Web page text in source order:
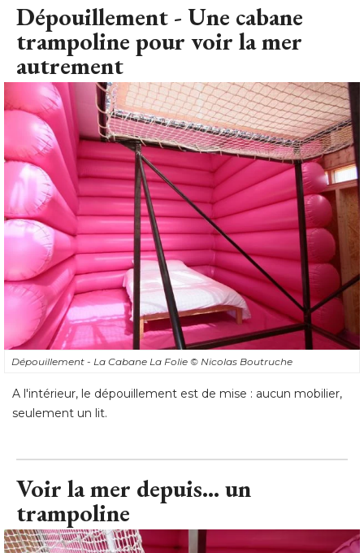
Dépouillement - Une cabane
trampoline pour voir la mer
autrement
Dépouillement - La Cabane La Folie © Nicolas Boutruche
A l'intérieur, le dépouillement est de mise : aucun mobilier,
seulement un lit.
Voir la mer depuis... un
trampoline